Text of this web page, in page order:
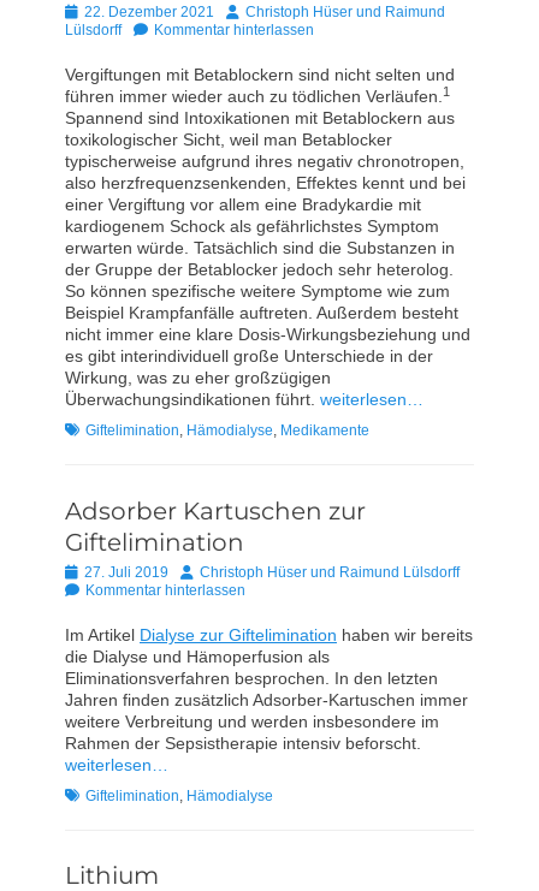
Posted
on
22. Dezember 2021 AutorChristoph Hüser und Raimund
Lülsdorff
Kommentar hinterlassen
Vergiftungen mit Betablockern sind nicht selten und
führen immer wieder auch zu tödlichen Verläufen.1
Spannend sind Intoxikationen mit Betablockern aus
toxikologischer Sicht, weil man Betablocker
typischerweise aufgrund ihres negativ chronotropen,
also herzfrequenzsenkenden, Effektes kennt und bei
einer Vergiftung vor allem eine Bradykardie mit
kardiogenem Schock als gefährlichstes Symptom
erwarten würde. Tatsächlich sind die Substanzen in
der Gruppe der Betablocker jedoch sehr heterolog.
So können spezifische weitere Symptome wie zum
Beispiel Krampfanfälle auftreten. Außerdem besteht
nicht immer eine klare Dosis-Wirkungsbeziehung und
es gibt interindividuell große Unterschiede in der
Wirkung, was zu eher großzügigen
Überwachungsindikationen führt. weiterlesen…
Schlagworte
Giftelimination, Hämodialyse, Medikamente
Adsorber Kartuschen zur
Giftelimination
Posted
on
27. Juli 2019 AutorChristoph Hüser und Raimund Lülsdorff
Kommentar hinterlassen
Im Artikel Dialyse zur Giftelimination haben wir bereits
die Dialyse und Hämoperfusion als
Eliminationsverfahren besprochen. In den letzten
Jahren finden zusätzlich Adsorber-Kartuschen immer
weitere Verbreitung und werden insbesondere im
Rahmen der Sepsistherapie intensiv beforscht.
weiterlesen…
Schlagworte
Giftelimination Hämodialyse
Lithium